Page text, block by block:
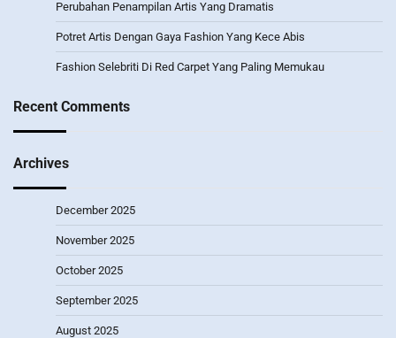
Perubahan Penampilan Artis Yang Dramatis
Potret Artis Dengan Gaya Fashion Yang Kece Abis
Fashion Selebriti Di Red Carpet Yang Paling Memukau
Recent Comments
Archives
December 2025
November 2025
October 2025
September 2025
August 2025